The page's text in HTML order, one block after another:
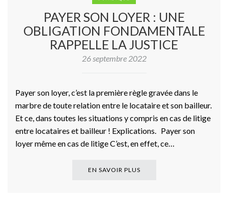
PAYER SON LOYER : UNE
OBLIGATION FONDAMENTALE
RAPPELLE LA JUSTICE
26 septembre 2022
Payer son loyer, c’est la première règle gravée dans le
marbre de toute relation entre le locataire et son bailleur.
Et ce, dans toutes les situations y compris en cas de litige
entre locataires et bailleur ! Explications. Payer son
loyer même en cas de litige C’est, en effet, ce…
EN SAVOIR PLUS